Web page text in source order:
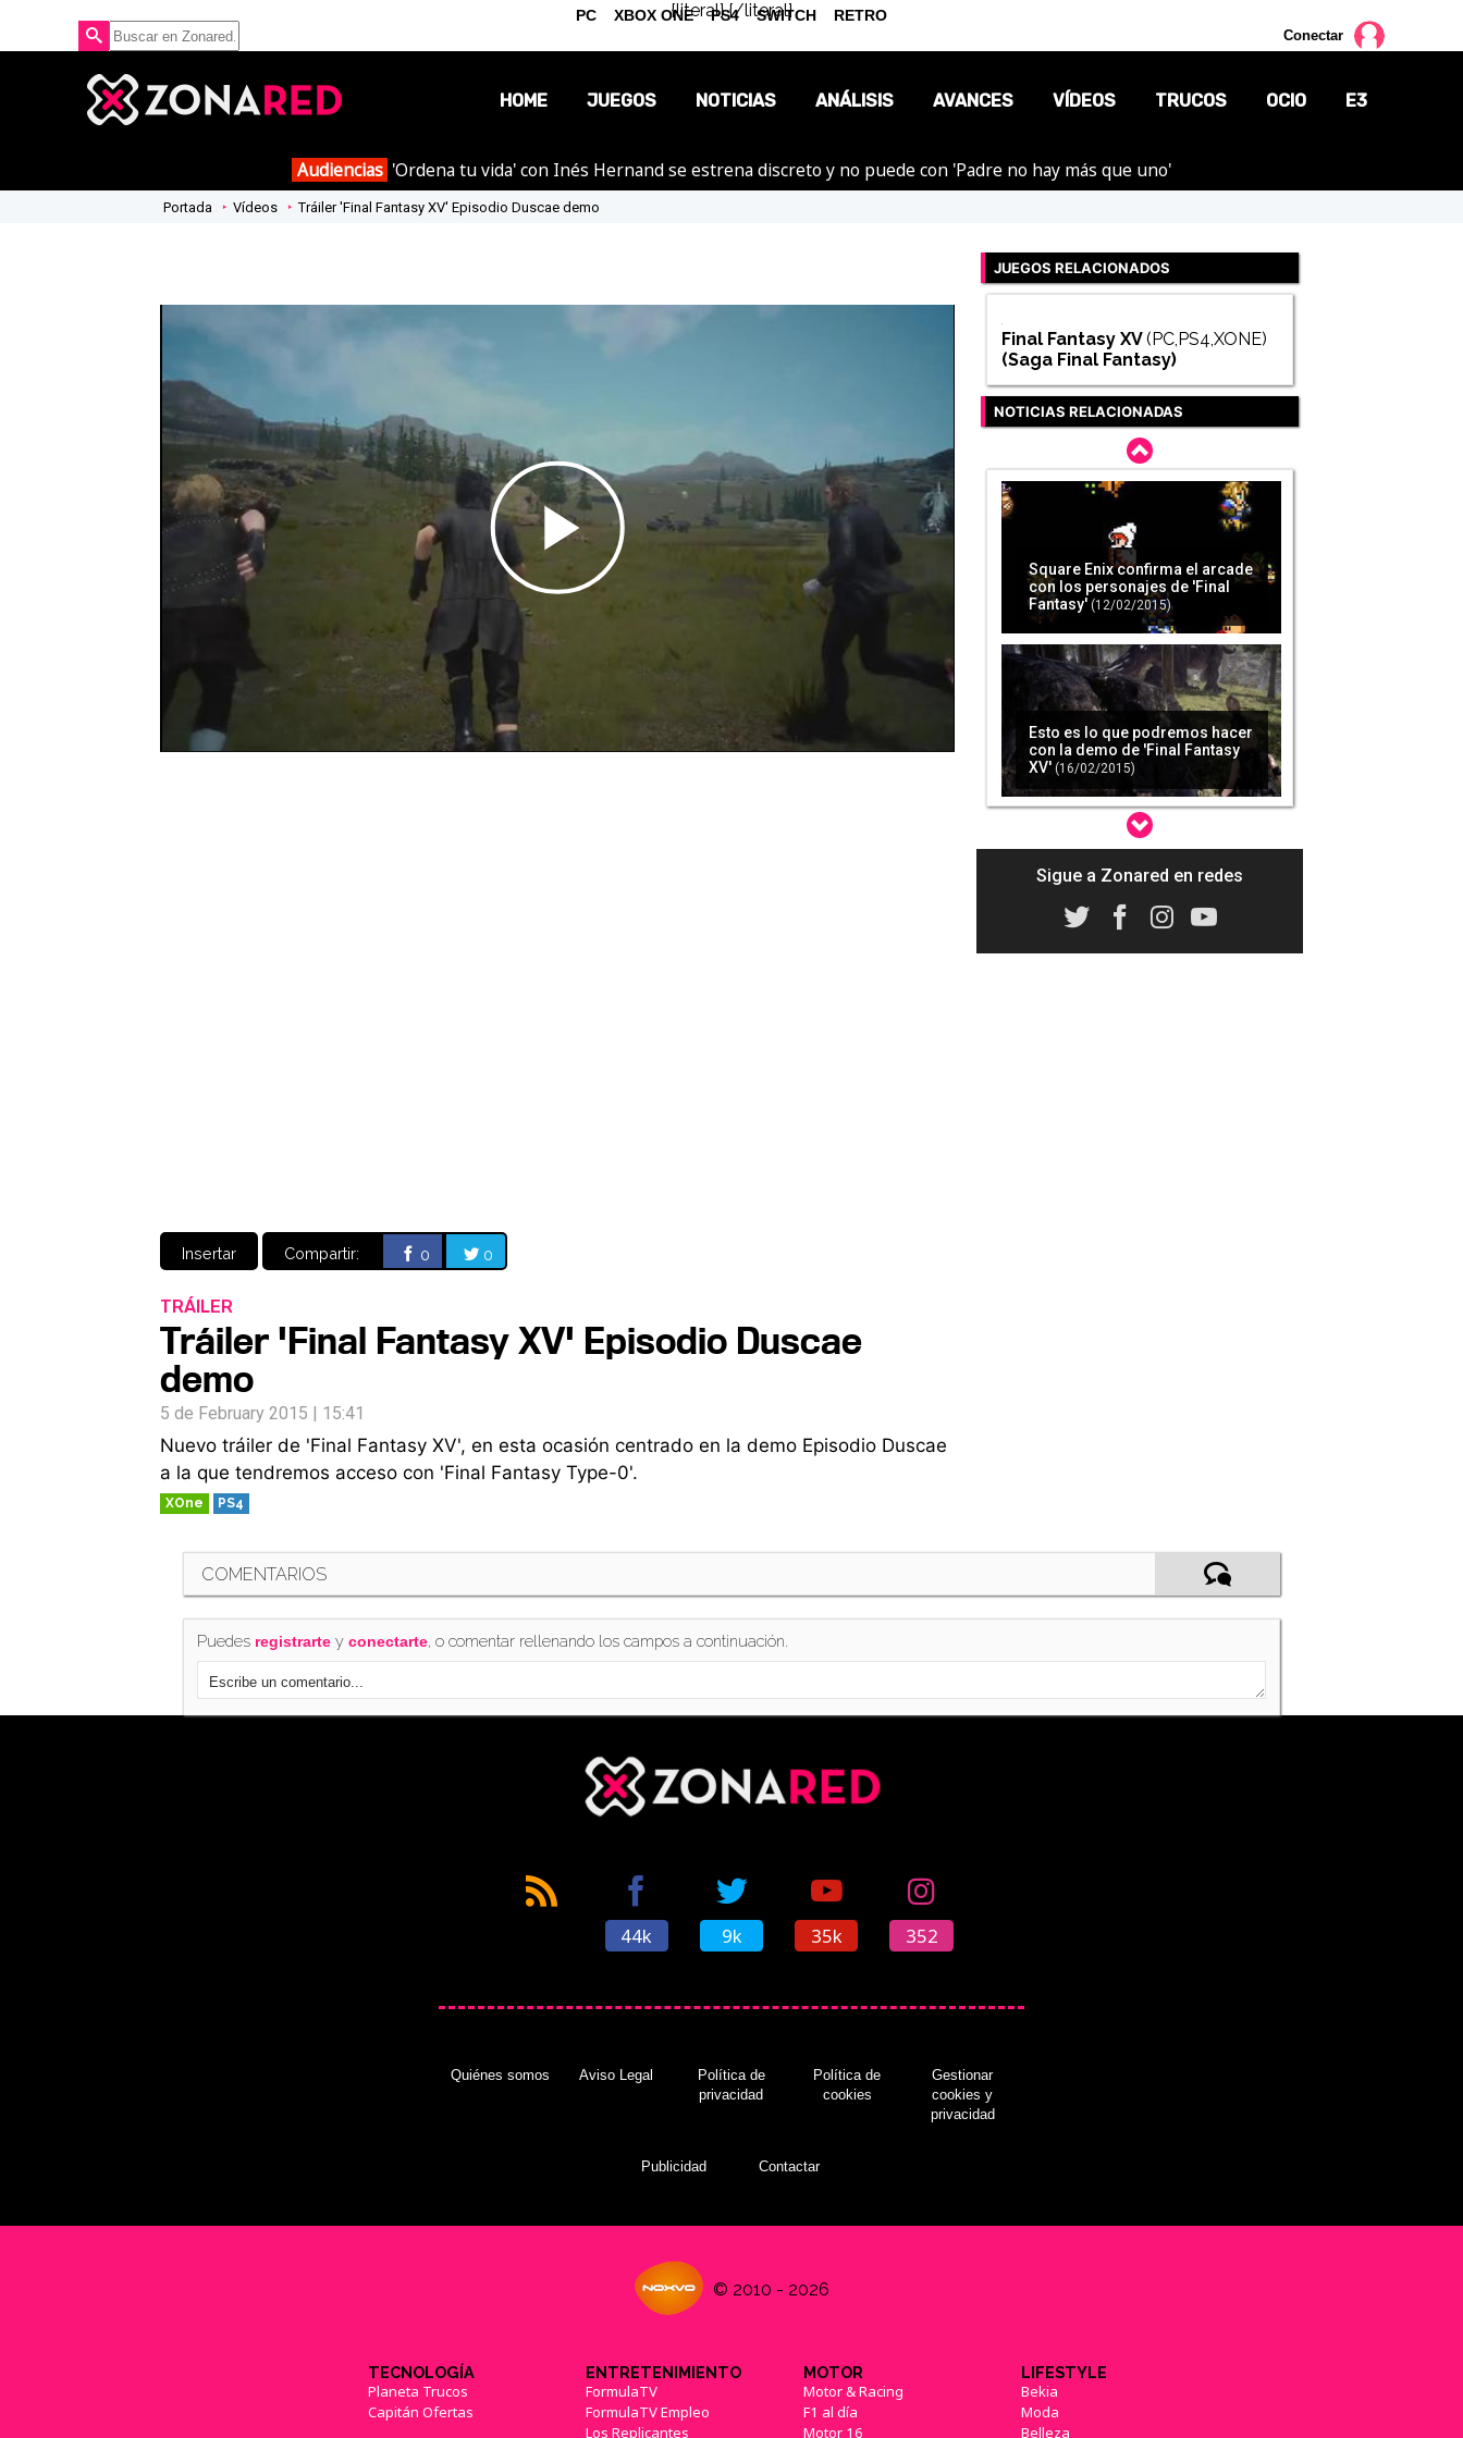
{literal}{/literal}
Conectar
HOME JUEGOS NOTICIAS
OPINIÓN
ANÁLISIS AVANCES VÍDEOS TRUCOS OCIO E3
Audiencias 'Ordena tu vida' con Inés Hernand se estrena discreto y no puede con 'Padre no hay más que uno'
Portada Vídeos Tráiler 'Final Fantasy XV' Episodio Duscae demo
Play
Video
Insertar Compartir: 0 0
TRÁILER
Tráiler 'Final Fantasy XV' Episodio Duscae
demo
5 de February 2015 | 15:41
Nuevo tráiler de 'Final Fantasy XV', en esta ocasión centrado en la demo Episodio Duscae
a la que tendremos acceso con 'Final Fantasy Type-0'.
XOne PS4
JUEGOS RELACIONADOS
Final Fantasy XV (PC,PS4,XONE)
(Saga Final Fantasy)
NOTICIAS RELACIONADAS
Square Enix confirma el arcade
con los personajes de 'Final
Fantasy' (12/02/2015)
Esto es lo que podremos hacer
con la demo de 'Final Fantasy
XV' (16/02/2015)
Episodio Duscae ya tiene fecha
de lanzamiento
(05/02/2015)
Sigue a Zonared en redes
COMENTARIOS
Puedes registrartey conectarte, o comentar rellenando los campos a continuación.
PC XBOX ONE PS4 SWITCH RETRO
44k 9k 35k 352
Quiénes somos Aviso Legal
Política de
privacidad
Política de
cookies
Gestionar
cookies y
privacidad
Publicidad Contactar
© 2010 - 2026
TECNOLOGÍA
Planeta Trucos
Capitán Ofertas
ENTRETENIMIENTO
FormulaTV
FormulaTV Empleo
Los Replicantes
MOTOR
Motor & Racing
F1 al día
Motor 16
LIFESTYLE
Bekia
Moda
Belleza